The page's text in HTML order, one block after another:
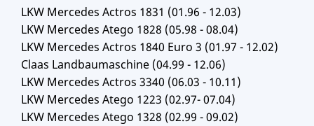
LKW Mercedes Actros 1831 (01.96 - 12.03)
LKW Mercedes Atego 1828 (05.98 - 08.04)
LKW Mercedes Actros 1840 Euro 3 (01.97 - 12.02)
Claas Landbaumaschine (04.99 - 12.06)
LKW Mercedes Actros 3340 (06.03 - 10.11)
LKW Mercedes Atego 1223 (02.97- 07.04)
LKW Mercedes Atego 1328 (02.99 - 09.02)